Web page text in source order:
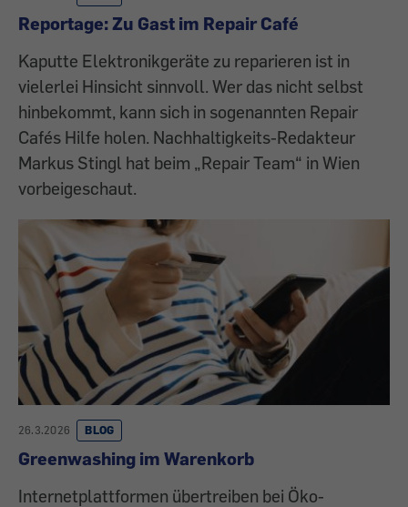
Reportage: Zu Gast im Repair Café
Kaputte Elektronikgeräte zu reparieren ist in
vielerlei Hinsicht sinnvoll. Wer das nicht selbst
hinbekommt, kann sich in sogenannten Repair
Cafés Hilfe holen. Nachhaltigkeits-Redakteur
Markus Stingl hat beim „Repair Team“ in Wien
vorbeigeschaut.
26.3.2026 BLOG
Greenwashing im Warenkorb
Internetplattformen übertreiben bei Öko-